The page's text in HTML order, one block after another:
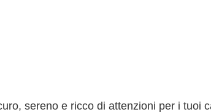
sereno e ricco di attenzioni per i tuoi